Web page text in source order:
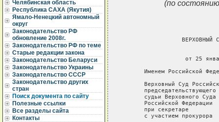
Челябинская область
Республика САХА (Якутия)
Ямало-Ненецкий автономный
округ
Законодательство РФ
обновление 2008г.
Законодательство РФ по теме
Старые редакции закона
Законодательство Беларуси
Законодательство Украины
Законодательство СССР
Законодательство других
стран
Поиск документа по сайту
Полезные ссылки
Все разделы сайта
Контакты
(по